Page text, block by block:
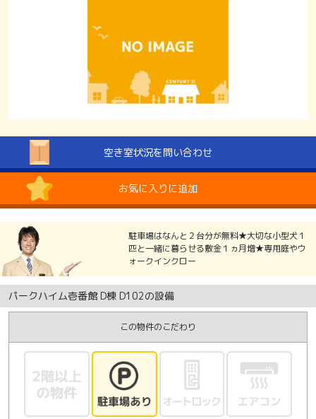
空き室状況を問い合わせ
お気に入りに追加
駐車場はなんと２台分が無料★大切な小型犬１
匹と一緒に暮らせる敷金１ヵ月増★専用庭やウ
ォークインクロー
パークハイム壱番館 D棟 D102の設備
この物件のこだわり